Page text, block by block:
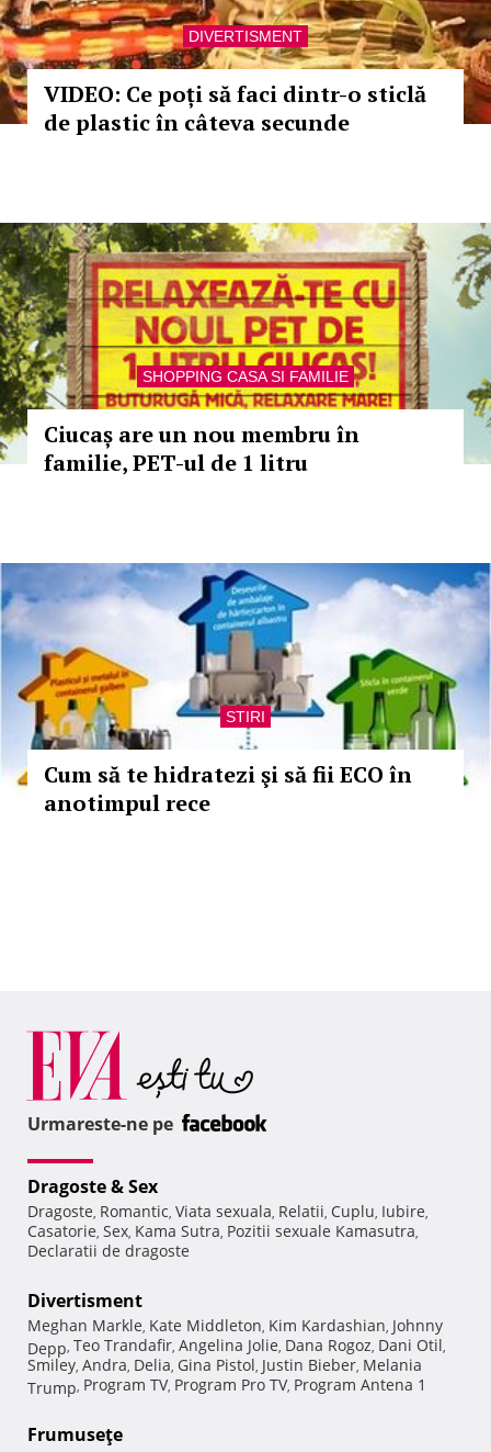
DIVERTISMENT
VIDEO: Ce poți să faci dintr-o sticlă
de plastic în câteva secunde
SHOPPING CASA SI FAMILIE
Ciucaș are un nou membru în
familie, PET-ul de 1 litru
STIRI
Cum să te hidratezi şi să fii ECO în
anotimpul rece
Urmareste-ne pe
Dragoste & Sex
Dragoste, Romantic, Viata sexuala, Relatii, Cuplu, Iubire,
Casatorie, Sex, Kama Sutra, Pozitii sexuale Kamasutra,
Declaratii de dragoste
Divertisment
Meghan Markle, Kate Middleton, Kim Kardashian, Johnny
Depp, Teo Trandafir, Angelina Jolie, Dana Rogoz, Dani Otil,
Smiley, Andra, Delia, Gina Pistol, Justin Bieber, Melania
Trump, Program TV, Program Pro TV, Program Antena 1
Frumuseţe